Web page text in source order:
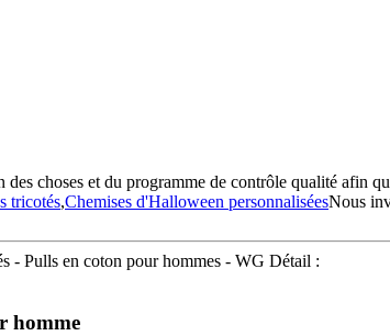
choses et du programme de contrôle qualité afin
tricotés,Chemises d'Halloween personnaliséesNous
- Pulls en coton pour hommes - WG Détail :
homme